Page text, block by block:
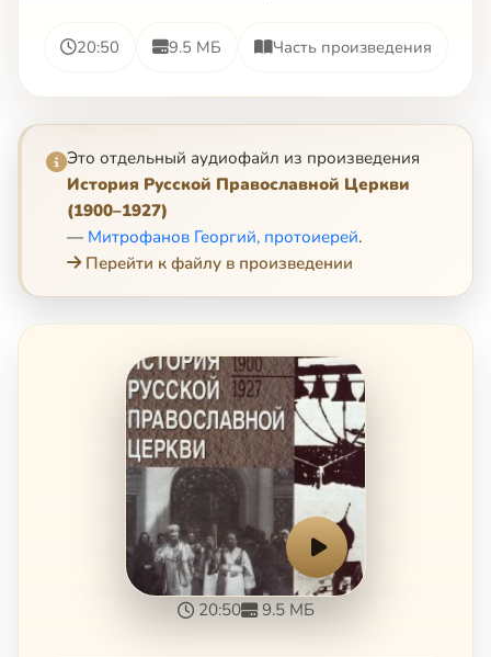
20:50 9.5 МБ Часть произведения
Это отдельный аудиофайл из произведения
История Русской Православной Церкви
(1900–1927)
— Митрофанов Георгий, протоиерей.
Перейти к файлу в произведении
20:50 9.5 МБ